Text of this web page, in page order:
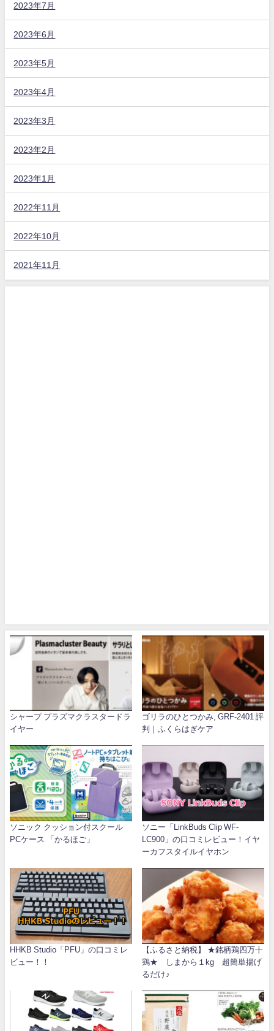
2023年7月
2023年6月
2023年5月
2023年4月
2023年3月
2023年2月
2023年1月
2022年11月
2022年10月
2021年11月
シャープ プラズマクラスタードラ
イヤー
ゴリラのひとつかみ, GRF-2401 評
判｜ふくらはぎケア
ソニック クッション付スクール
PCケース 「かるほご」
ソニー「LinkBuds Clip WF-
LC900」の口コミレビュー！イヤ
ーカフスタイルイヤホン
HHKB Studio「PFU」の口コミレ
ビュー！！
【ふるさと納税】 ★銘柄鶏四万十
鶏★ しまから１kg 超簡単揚げ
るだけ♪